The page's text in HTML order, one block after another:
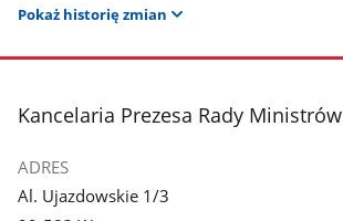
Pokaż historię zmian
stopka
Kancelaria Prezesa Rady Ministrów
ADRES
Al. Ujazdowskie 1/3